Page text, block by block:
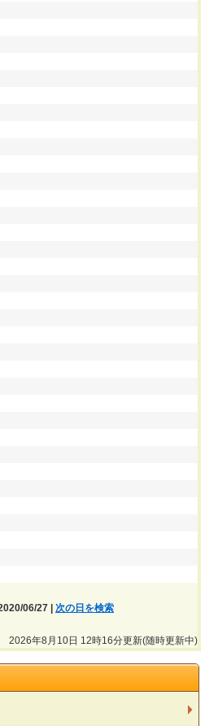
06/27 | 次の日を検索
2026年8月10日 12時16分更新(随時更新中)